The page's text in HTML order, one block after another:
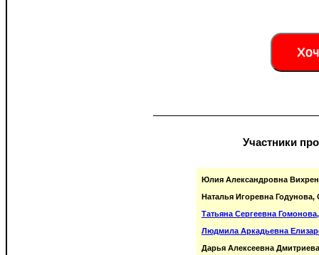
Участники
Юлия Александровна
Наталья Игоревна Годунова,
Татьяна Сергеевна
Людмила Аркадьевна
Дарья Алексеевна